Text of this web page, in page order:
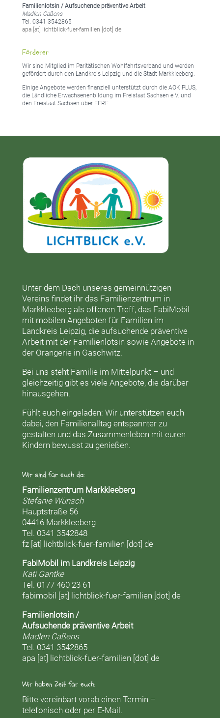
Familienlotsin / Aufsuchende präventive Arbeit
Madlen Caßens
Tel. 0341 3542865
apa [at] lichtblick-fuer-familien [dot] de
Förderer
Wir sind Mitglied im Paritätischen Wohlfahrtsverband und werden
gefördert durch den Landkreis Leipzig und die Stadt Markkleeberg.
Einige Angebote werden finanziell unterstützt durch die AOK PLUS,
die Ländliche Erwachsenenbildung im Freistaat Sachsen e.V. und
den Freistaat Sachsen über EFRE.
Unter dem Dach unseres gemeinnützigen
Vereins findet ihr das Familienzentrum in
Markkleebergals offenen Treff, das FabiMobil
mit mobilen Angeboten für Familien im
Landkreis Leipzig, die aufsuchende präventive
Arbeit mit der Familienlotsin sowie Angebote in
der Orangeriein Gaschwitz.
Bei uns steht Familie im Mittelpunkt – und
gleichzeitig gibt es viele Angebote, die darüber
hinausgehen.
Fühlt euch eingeladen: Wir unterstützen euch
dabei, den Familienalltag entspannter zu
gestalten und das Zusammenleben mit euren
Kindern bewusst zu genießen.
Wir sind für euch da:
Familienzentrum Markkleeberg
Stefanie Wünsch
Hauptstraße 56
04416 Markkleeberg
Tel. 0341 3542848
fz [at] lichtblick-fuer-familien [dot] de
FabiMobil im Landkreis Leipzig
Kati Gantke
Tel. 0177 460 23 61
fabimobil [at] lichtblick-fuer-familien [dot] de
Familienlotsin /
Aufsuchende präventive Arbeit
Madlen Caßens
Tel. 0341 3542865
apa [at] lichtblick-fuer-familien [dot] de
Wir haben Zeit für euch:
Bitte vereinbart vorab einen Termin –
telefonisch oder per E-Mail.